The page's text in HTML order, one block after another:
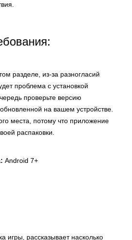
разделе, из-за разногласий
проблема с установкой
проверьте версию
на вашем устройстве.
места, потому что приложение
распаковки.
Android 7+
игры, рассказывает насколько